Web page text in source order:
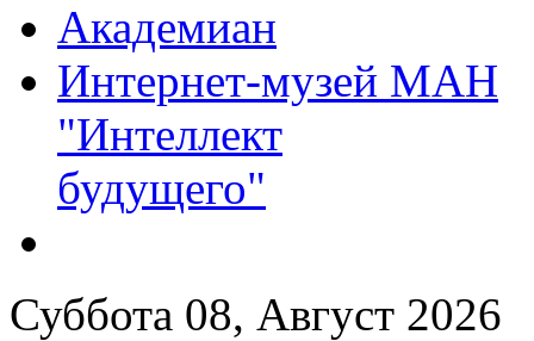
Академиан
Интернет-музей МАН
"Интеллект
будущего"
Суббота 08, Август 2026